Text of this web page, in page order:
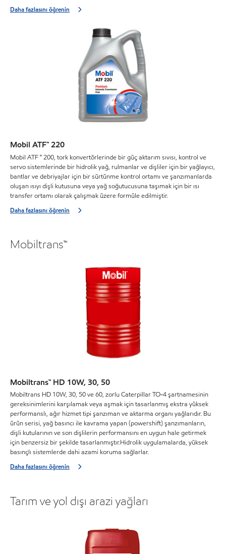
Daha fazlasını öğrenin
Mobil ATF™ 220
Mobil ATF ™ 200, tork konvertörlerinde bir güç aktarım sıvısı, kontrol ve
servo sistemlerinde bir hidrolik yağ, rulmanlar ve dişliler için bir yağlayıcı,
bantlar ve debriyajlar için bir sürtünme kontrol ortamı ve şanzımanlarda
oluşan ısıyı dişli kutusuna veya yağ soğutucusuna taşımak için bir ısı
transfer ortamı olarak çalışmak üzere formüle edilmiştir.
Daha fazlasını öğrenin
Mobiltrans™
Mobiltrans™ HD 10W, 30, 50
Mobiltrans HD 10W, 30, 50 ve 60, zorlu Caterpillar TO-4 şartnamesinin
gereksinimlerini karşılamak veya aşmak için tasarlanmış ekstra yüksek
performanslı, ağır hizmet tipi şanzıman ve aktarma organı yağlarıdır. Bu
ürün serisi, yağ basıncı ile kavrama yapan (powershift) şanzımanların,
dişli kutularının ve son dişlilerin performansını en uygun hale getirmek
için benzersiz bir şekilde tasarlanmıştır.Hidrolik uygulamalarda, yüksek
basınçlı sistemlerde dahi azami koruma sağlarlar.
Daha fazlasını öğrenin
Tarım ve yol dışı arazi yağları